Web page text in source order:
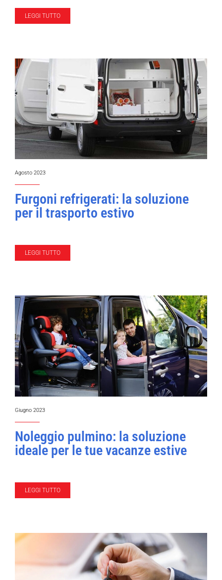
LEGGI TUTTO
Agosto 2023
Furgoni refrigerati: la soluzione
per il trasporto estivo
LEGGI TUTTO
Giugno 2023
Noleggio pulmino: la soluzione
ideale per le tue vacanze estive
LEGGI TUTTO